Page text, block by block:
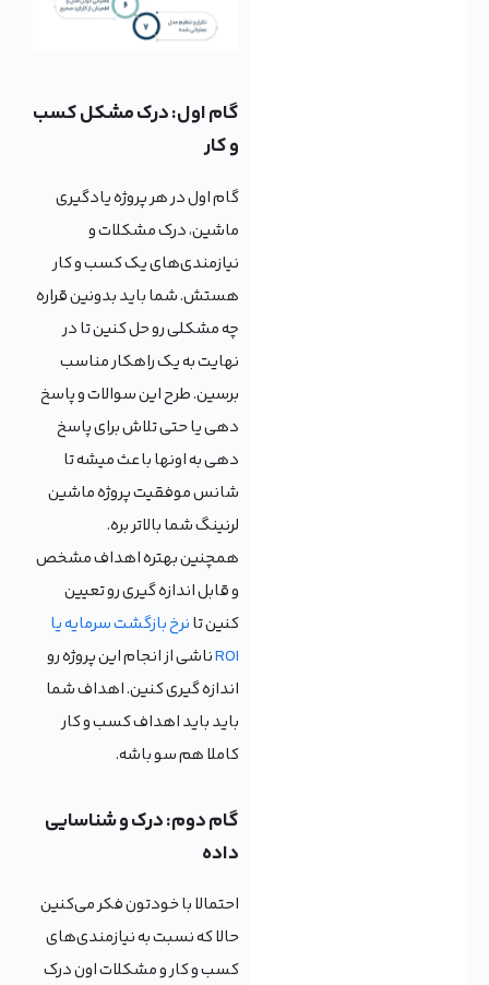
گام اول: درک مشکل کسب
و کار
گام اول در هر پروژه یادگیری
ماشین، درک مشکلات و
نیازمندی‌های یک کسب و کار
هستش. شما باید بدونین قراره
چه مشکلی رو حل کنین تا در
نهایت به یک راهکار مناسب
برسین. طرح این سوالات و پاسخ
دهی یا حتی تلاش برای پاسخ
دهی به اونها باعث میشه تا
شانس موفقیت پروژه ماشین
لرنینگ شما بالاتر بره.
همچنین بهتره اهداف مشخص
و قابل اندازه گیری رو تعیین
کنین تانرخ بازگشت سرمایه یا
ROIناشی از انجام این پروژه رو
اندازه گیری کنین. اهداف شما
باید باید اهداف کسب و کار
کاملا هم سو باشه.
گام دوم: درک و شناسایی
داده
احتمالا با خودتون فکر می‌کنین
حالا که نسبت به نیازمندی‌های
کسب و کار و مشکلات اون درک